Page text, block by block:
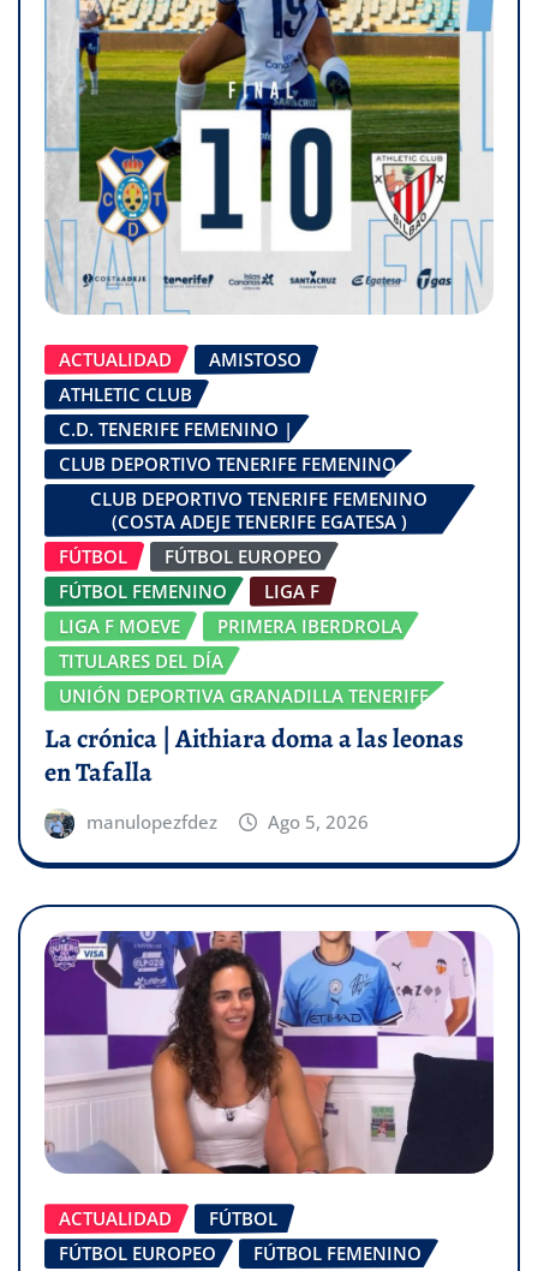
ACTUALIDAD
AMISTOSO
ATHLETIC CLUB
C.D. TENERIFE FEMENINO |
CLUB DEPORTIVO TENERIFE FEMENINO
CLUB DEPORTIVO TENERIFE FEMENINO
(COSTA ADEJE TENERIFE EGATESA )
FÚTBOL
FÚTBOL EUROPEO
FÚTBOL FEMENINO
LIGA F
LIGA F MOEVE
PRIMERA IBERDROLA
TITULARES DEL DÍA
UNIÓN DEPORTIVA GRANADILLA TENERIFE
La crónica | Aithiara doma a las leonas
en Tafalla
manulopezfdez Ago 5, 2026
ACTUALIDAD
FÚTBOL
FÚTBOL EUROPEO
FÚTBOL FEMENINO